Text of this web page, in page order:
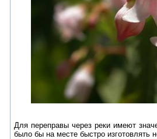
Для переправы через реки имеют
было бы на месте быстро изготовлять